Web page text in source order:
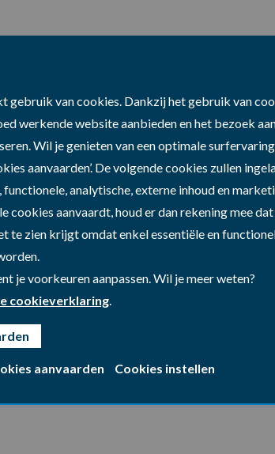
Jaaroverzicht 2025
gebruik van cookies. Dankzij het gebruik van
werkende website aanbieden en het bezoek
Wil je genieten van een optimale
aanvaarden’. De volgende cookies zullen
analytische, externe inhoud en
cookies aanvaardt, houd er dan rekening mee
te zien krijgt omdat enkel essentiële en
je voorkeuren aanpassen. Wil je meer weten?
cookieverklaring
aanvaarden Cookies instellen